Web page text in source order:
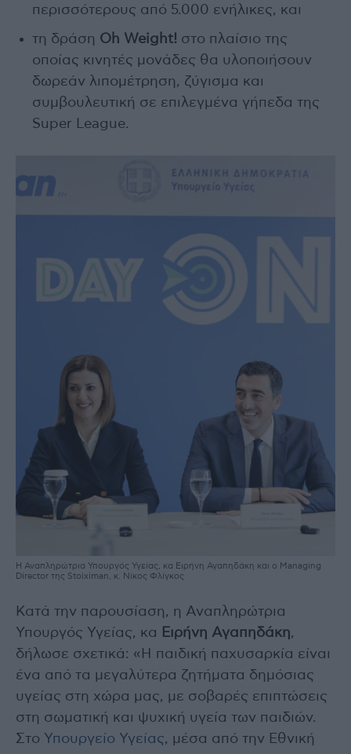
περισσότερους από 5.000 ενήλικες, και
τη δράση Oh Weight! στο πλαίσιο της
οποίας κινητές μονάδες θα υλοποιήσουν
δωρεάν λιπομέτρηση, ζύγισμα και
συμβουλευτική σε επιλεγμένα γήπεδα της
Super League.
Η Αναπληρώτρια Υπουργός Υγείας, κα Ειρήνη Αγαπηδάκη και ο Managing
Director της Stoiximan, κ. Νίκος Φλίγκος
Κατά την παρουσίαση, η Αναπληρώτρια
Υπουργός Υγείας, κα
Ειρήνη Αγαπηδάκη,
δήλωσε σχετικά: «Η παιδική παχυσαρκία είναι
ένα από τα μεγαλύτερα ζητήματα δημόσιας
υγείας στη χώρα μας, με σοβαρές επιπτώσεις
στη σωματική και ψυχική υγεία των παιδιών.
Στο Υπουργείο Υγείας, μέσα από την Εθνική